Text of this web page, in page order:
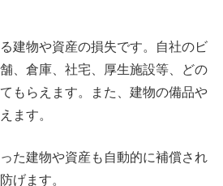
建物や資産の損失です。自社のビ
、倉庫、社宅、厚生施設等、どの
もらえます。また、建物の備品や
ます。
た建物や資産も自動的に補償され
げます。